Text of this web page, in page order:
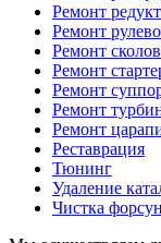
Ремонт
Ремонт
Ремонт сколов
Ремонт
Ремонт
Ремонт
Ремонт
Реставрация
Тюнинг
Удаление
Чистка